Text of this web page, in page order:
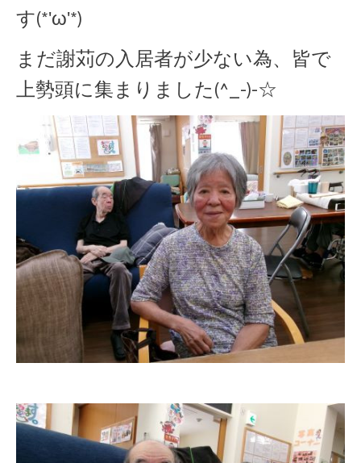
す(*'ω'*)
まだ謝苅の入居者が少ない為、皆で
上勢頭に集まりました(^_-)-☆